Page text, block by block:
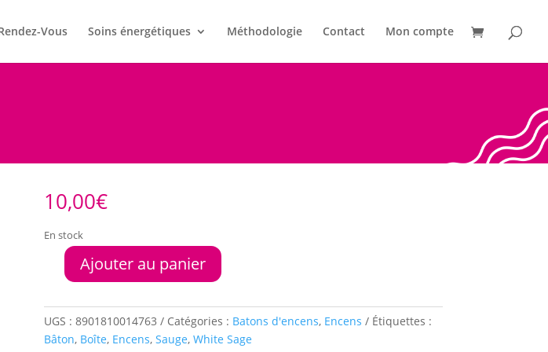
Vous Soins énergétiques Méthodologie Contact Mon compte
10,00€
En stock
quantité
Boite
encens
HEM
Ajouter au panier
UGS : 8901810014763 Catégories : Batons d'encens, Encens
Étiquettes :
Bâton, Boîte, Encens, Sauge, White Sage